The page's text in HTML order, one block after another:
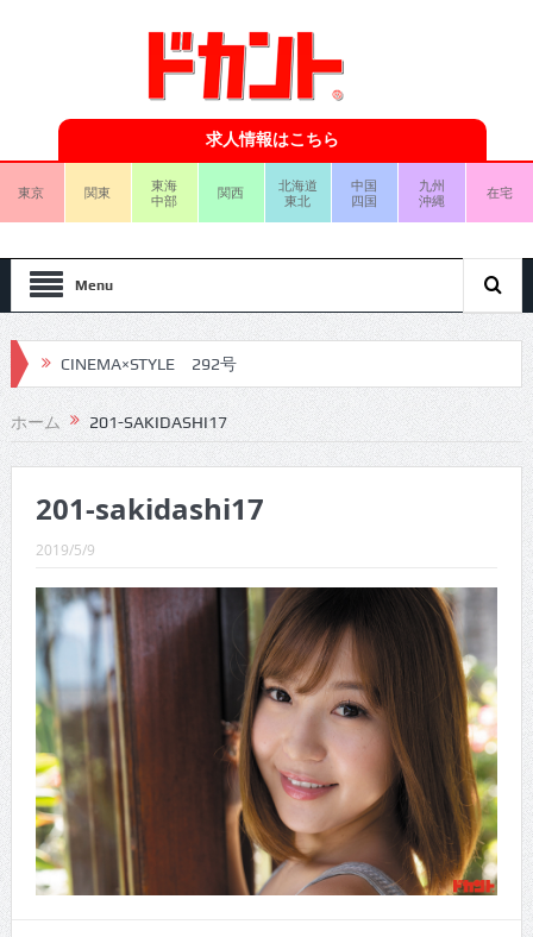
求人情報はこちら
東京 関東
東海
中部
関西
北海道
東北
中国
四国
九州
沖縄
在宅
Menu
CINEMA×STYLE 292号
CINEMA×STYLE 291号
CINEMA×STYLE 290号
CINEMA×STYLE 289号
CINEMA×STYLE 288号
CINEMA×STYLE 287号
CINEMA×STYLE 286号
CINEMA×STYLE 285号
CINEMA×STYLE 294号
CINEMA×STYLE 293号
ホーム 201-SAKIDASHI17
201-sakidashi17
2019/5/9